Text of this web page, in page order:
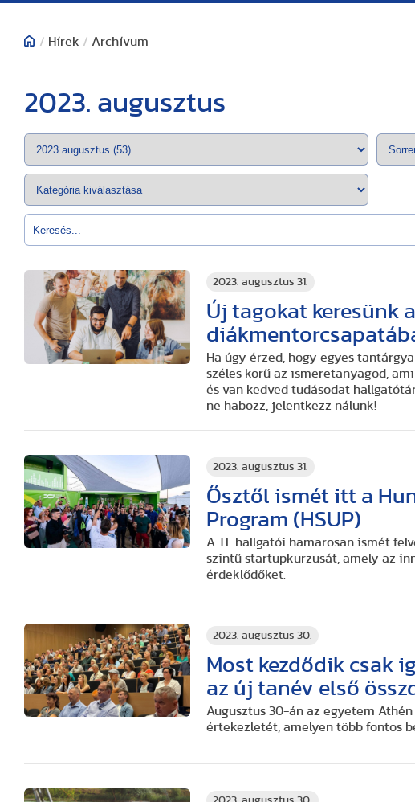
/ Hírek / Archívum
2023. augusztus
2023. augusztus 31.
Új tagokat keresünk
Ha úgy érzed, hogy egyes
széles körű az ismeretanyagod,
és van kedved tudásodat
ne habozz, jelentkezz nálunk!
2023. augusztus 31.
Ősztől ismét itt a
Program (HSUP)
A TF hallgatói hamarosan ismét
szintű startupkurzusát, amely az
érdeklődőket.
2023. augusztus 30.
Most kezdődik csak
az új tanév első
Augusztus 30-án az egyetem
értekezletét, amelyen több fontos